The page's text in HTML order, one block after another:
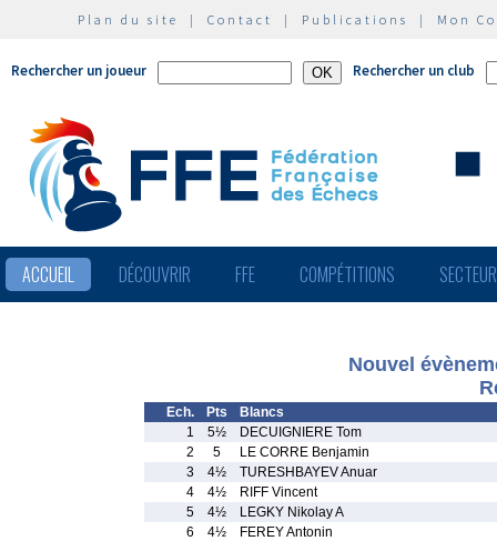
Plan du site | Contact | Publications | Mon
Rechercher un joueur Rechercher un club
ACCUEIL DÉCOUVRIR FFE COMPÉTITIONS
Nouvel
Ech. Pts
Blancs
1
5½
DECUIGNIERE Tom
2
5
LE CORRE Benjamin
3
4½
TURESHBAYEV Anuar
4
4½
RIFF Vincent
5
4½
LEGKY Nikolay A
6
4½
FEREY Antonin